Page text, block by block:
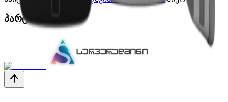
პარტნიორები: